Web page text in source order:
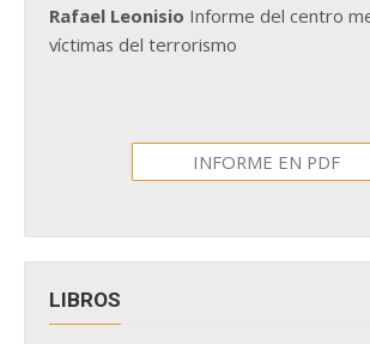
Rafael Leonisio Informe del centro
víctimas del terrorismo
INFORME EN PDF
LIBROS